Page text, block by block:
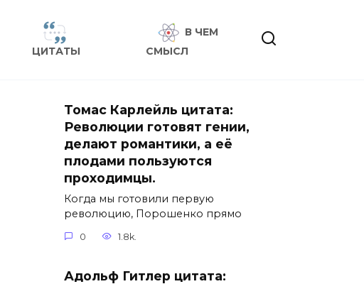
ЦИТАТЫ
В ЧЕМ
СМЫСЛ
Томас Карлейль цитата:
Революции готовят гении,
делают романтики, а её
плодами пользуются
проходимцы.
Когда мы готовили первую
революцию, Порошенко прямо
0 1.8k.
Адольф Гитлер цитата: